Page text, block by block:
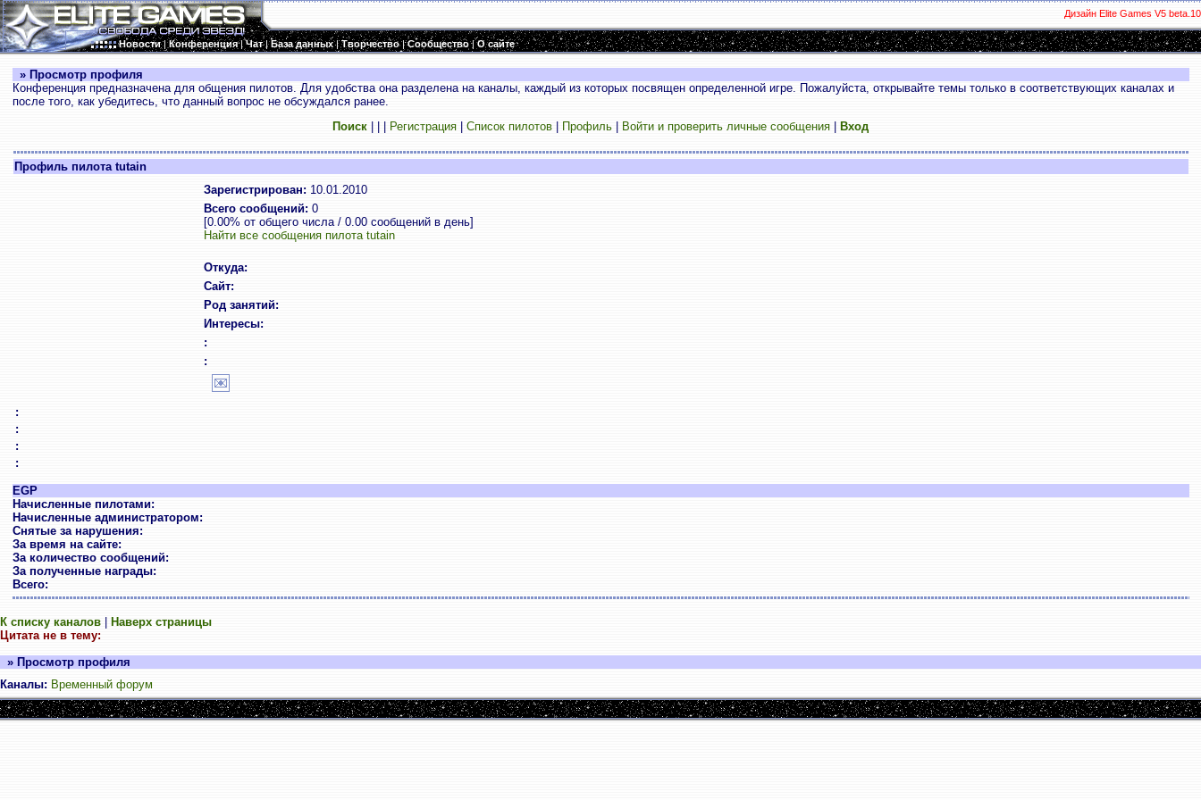
Дизайн Elite Games V5 beta.10
Новости|Конференция|Чат|База данных|Творчество|Сообщество|О сайте
» Просмотр профиля
Конференция предназначена для общения пилотов. Для удобства она разделена на каналы, каждый из которых посвящен определенной игре. Пожалуйста, открывайте темы только в соответствующих каналах и
после того, как убедитесь, что данный вопрос не обсуждался ранее.
Поиск
Регистрация Список пилотов Профиль Войти и проверить личные сообщения Вход
Профиль пилота tutain
Зарегистрирован:10.01.2010
Всего сообщений:0
[0.00% от общего числа / 0.00 сообщений в день]
Найти все сообщения пилота tutain
Откуда:
Сайт:
Род занятий:
Интересы:
:
:
:
:
:
:
EGP
Начисленные пилотами:
Начисленные администратором:
Снятые за нарушения:
За время на сайте:
За количество сообщений:
За полученные награды:
Всего:
К списку каналов
Наверх страницы
Цитата не в тему:
» Просмотр профиля
Каналы: Временный форум